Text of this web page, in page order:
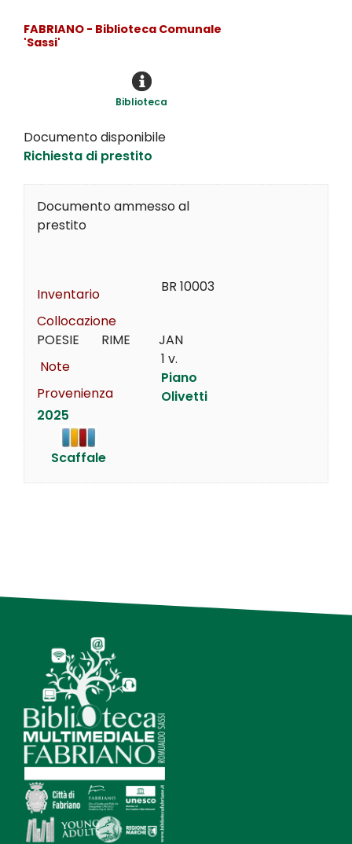
FABRIANO - Biblioteca Comunale
'Sassi'
Biblioteca
Documento disponibile
Richiesta di prestito
Documento ammesso al
prestito
Inventario
BR 10003
Collocazione
POESIE       RIME         JAN
Note
1 v.
Provenienza
Piano
Olivetti
2025
Scaffale